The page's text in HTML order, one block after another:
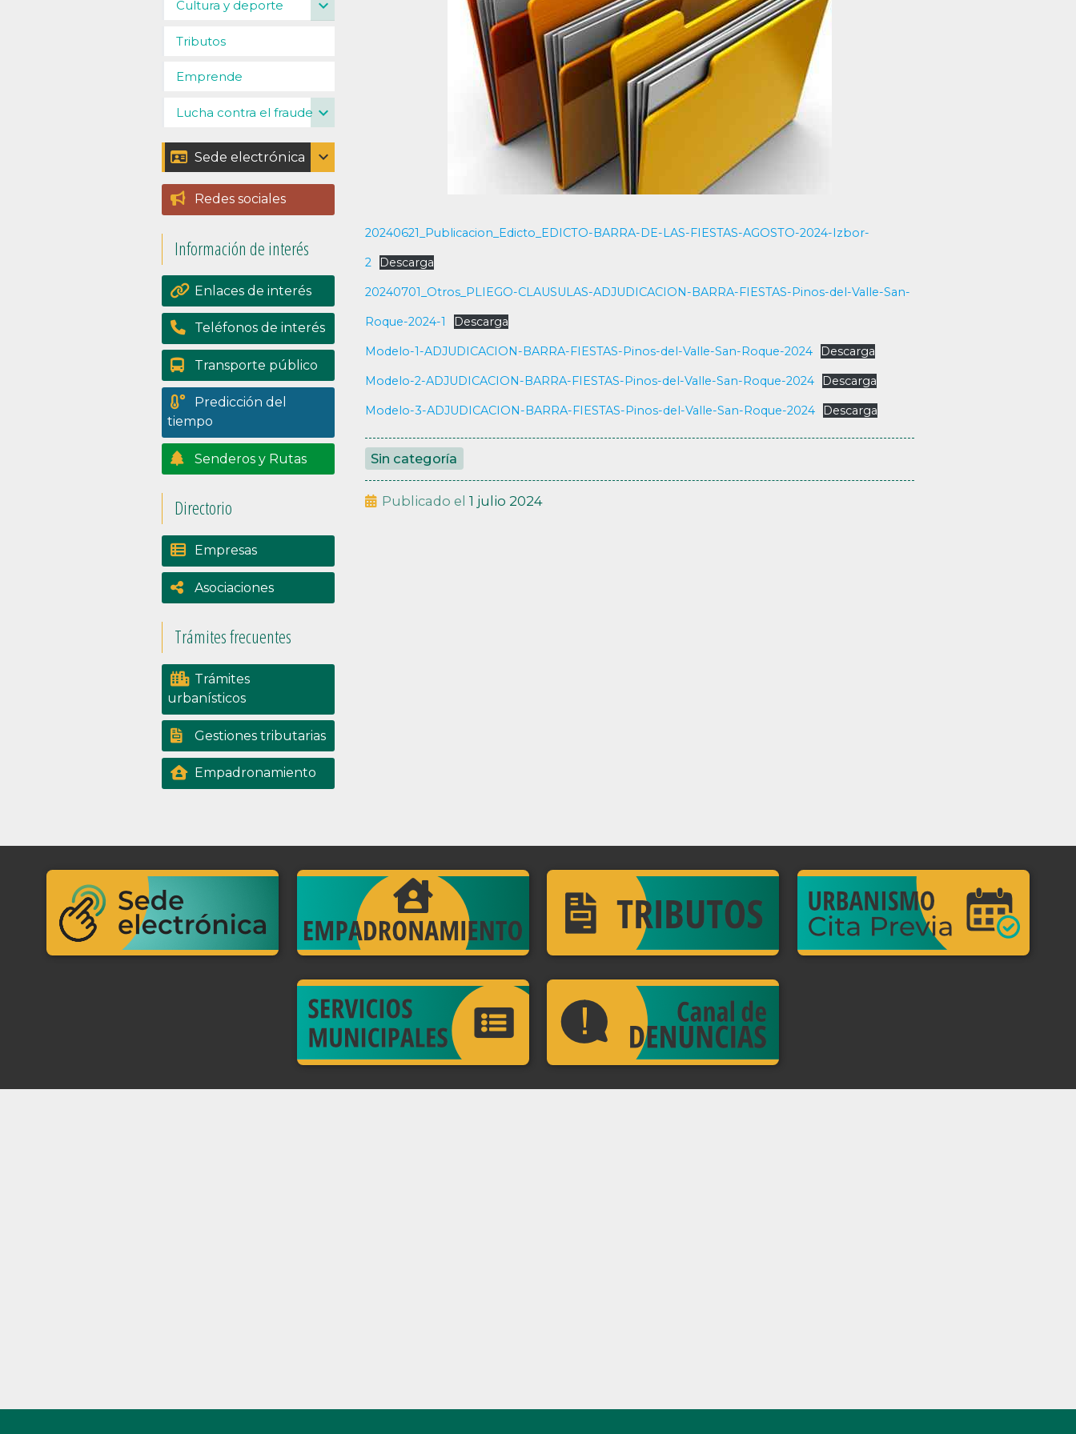
20240621_Publicacion_Edicto_EDICTO-BARRA-DE-LAS-FIESTAS-AGOSTO-2024-Izbor-
2 Descarga
20240701_Otros_PLIEGO-CLAUSULAS-ADJUDICACION-BARRA-FIESTAS-Pinos-del-Valle-San-
Roque-2024-1 Descarga
Modelo-1-ADJUDICACION-BARRA-FIESTAS-Pinos-del-Valle-San-Roque-2024 Descarga
Modelo-2-ADJUDICACION-BARRA-FIESTAS-Pinos-del-Valle-San-Roque-2024 Descarga
Modelo-3-ADJUDICACION-BARRA-FIESTAS-Pinos-del-Valle-San-Roque-2024 Descarga
Sin categoría
Publicado el 1 julio 2024
Cultura y deporte expand_more
Tributos
Emprende
Lucha contra el fraude expand_more
Sede electrónica expand_more
Catálogo de trámites
Padrón
Perfil del contratante
Portal de
transpariencia
Redes sociales
Información de interés
Enlaces de interés
Teléfonos de interés
Transporte público
Predicción del
tiempo
Senderos y Rutas
Directorio
Empresas
Asociaciones
Trámites frecuentes
Trámites
urbanísticos
Gestiones tributarias
Empadronamiento